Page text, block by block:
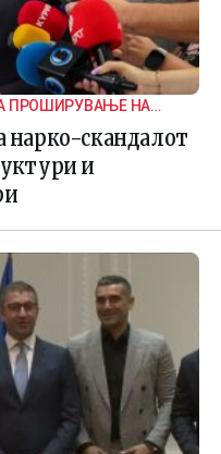
ПРОШИРУВАЊЕ НА
нарко-скандалот
и